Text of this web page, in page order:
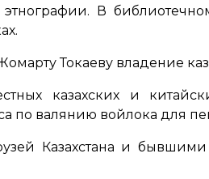
В
Токаеву владение
казахских и
по валянию войлока для
Казахстана и